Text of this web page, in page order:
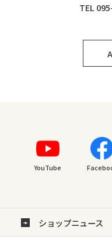
TEL
YouTube
ショップニュース